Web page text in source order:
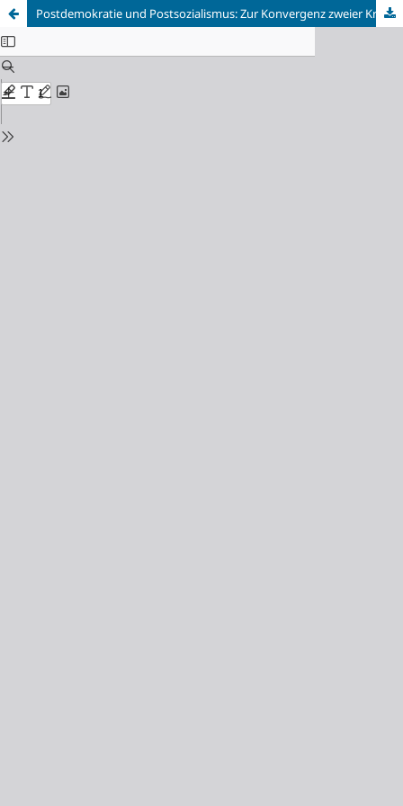
Postdemokratie und Postsozialismus: Zur Konvergenz zweier Krisen am Beispiel Russlands